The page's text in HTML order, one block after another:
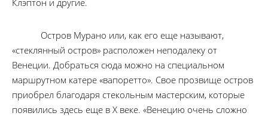
Клэптон и другие.
Остров Мурано или, как его еще называют,
«стеклянный остров» расположен неподалеку от
Венеции. Добраться сюда можно на специальном
маршрутном катере «вапоретто». Свое прозвище остров
приобрел благодаря стекольным мастерским, которые
появились здесь еще в Х веке. «Венецию очень сложно